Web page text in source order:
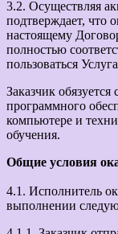
3.2. Осуществляя
подтверждает, что
настоящему
полностью
пользоваться
Заказчик
программного
компьютере и
обучения.
Общие условия
4.1. Исполнитель
выполнении